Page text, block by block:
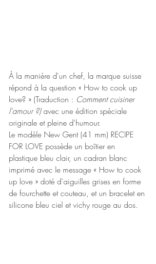
À la manière d'un chef, la marque suisse
répond à la question « How to cook up
love? » (Traduction : Comment cuisiner
l'amour ?) avec une édition spéciale
originale et pleine d'humour.
Le modèle New Gent (41 mm) RECIPE
FOR LOVE possède un boîtier en
plastique bleu clair, un cadran blanc
imprimé avec le message « How to cook
up love » doté d'aiguilles grises en forme
de fourchette et couteau, et un bracelet en
silicone bleu ciel et vichy rouge au dos.